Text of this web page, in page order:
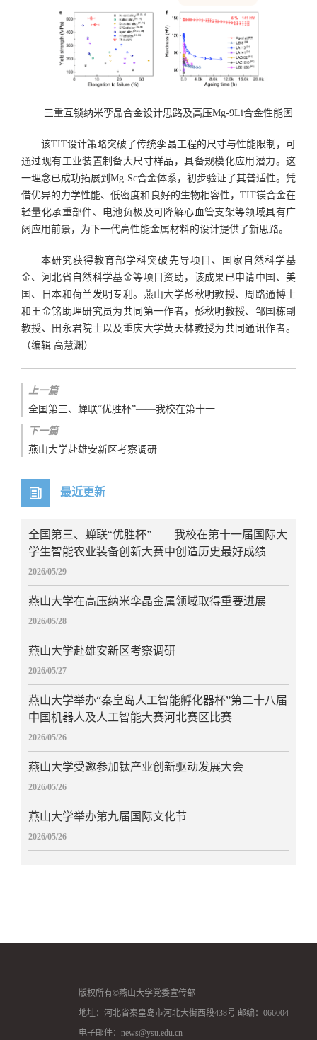
三重互锁纳米孪晶合金设计思路及高压Mg-9Li合金性能图
该TIT设计策略突破了传统孪晶工程的尺寸与性能限制，可
通过现有工业装置制备大尺寸样品，具备规模化应用潜力。这
一理念已成功拓展到Mg-Sc合金体系，初步验证了其普适性。凭
借优异的力学性能、低密度和良好的生物相容性，TIT镁合金在
轻量化承重部件、电池负极及可降解心血管支架等领域具有广
阔应用前景，为下一代高性能金属材料的设计提供了新思路。
本研究获得教育部学科突破先导项目、国家自然科学基
金、河北省自然科学基金等项目资助，该成果已申请中国、美
国、日本和荷兰发明专利。燕山大学彭秋明教授、周路通博士
和王金铭助理研究员为共同第一作者，彭秋明教授、邹国栋副
教授、田永君院士以及重庆大学黄天林教授为共同通讯作者。
（编辑 高慧渊）
上一篇
全国第三、蝉联“优胜杯”——我校在第十一...
下一篇
燕山大学赴雄安新区考察调研
最近更新
全国第三、蝉联“优胜杯”——我校在第十一届国际大
学生智能农业装备创新大赛中创造历史最好成绩
2026/05/29
燕山大学在高压纳米孪晶金属领域取得重要进展
2026/05/28
燕山大学赴雄安新区考察调研
2026/05/27
燕山大学举办“秦皇岛人工智能孵化器杯”第二十八届
中国机器人及人工智能大赛河北赛区比赛
2026/05/26
燕山大学受邀参加钛产业创新驱动发展大会
2026/05/26
燕山大学举办第九届国际文化节
2026/05/26
版权所有©燕山大学党委宣传部
地址：河北省秦皇岛市河北大街西段438号 邮编：066004
电子邮件：news@ysu.edu.cn